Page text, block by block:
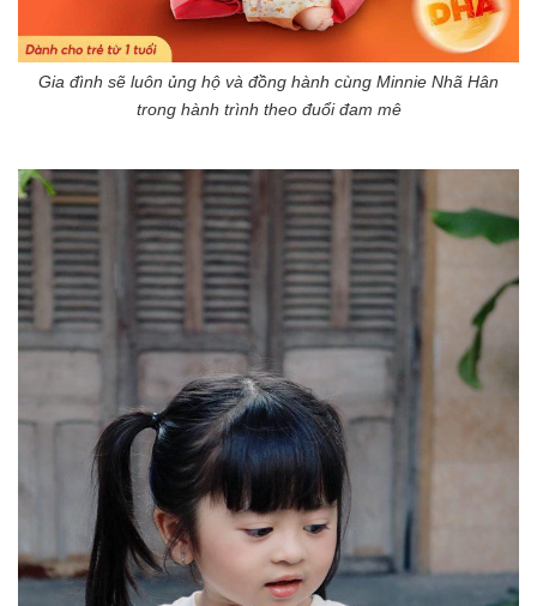
Gia đình sẽ luôn ủng hộ và đồng hành cùng Minnie Nhã Hân
trong hành trình theo đuổi đam mê